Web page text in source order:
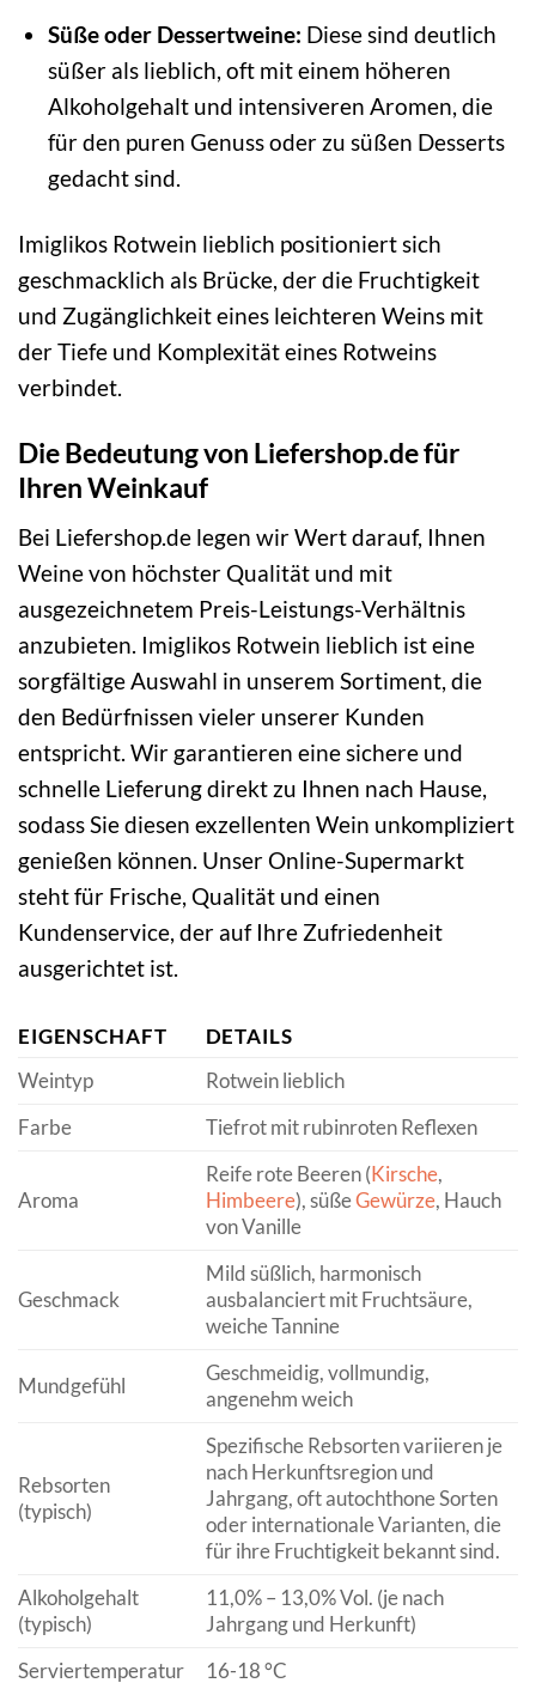
Süße oder Dessertweine: Diese sind deutlich
süßer als lieblich, oft mit einem höheren
Alkoholgehalt und intensiveren Aromen, die
für den puren Genuss oder zu süßen Desserts
gedacht sind.
Imiglikos Rotwein lieblich positioniert sich
geschmacklich als Brücke, der die Fruchtigkeit
und Zugänglichkeit eines leichteren Weins mit
der Tiefe und Komplexität eines Rotweins
verbindet.
Die Bedeutung von Liefershop.de für
Ihren Weinkauf
Bei Liefershop.de legen wir Wert darauf, Ihnen
Weine von höchster Qualität und mit
ausgezeichnetem Preis-Leistungs-Verhältnis
anzubieten. Imiglikos Rotwein lieblich ist eine
sorgfältige Auswahl in unserem Sortiment, die
den Bedürfnissen vieler unserer Kunden
entspricht. Wir garantieren eine sichere und
schnelle Lieferung direkt zu Ihnen nach Hause,
sodass Sie diesen exzellenten Wein unkompliziert
genießen können. Unser Online-Supermarkt
steht für Frische, Qualität und einen
Kundenservice, der auf Ihre Zufriedenheit
ausgerichtet ist.
EIGENSCHAFT
DETAILS
Weintyp
Rotwein lieblich
Farbe
Tiefrot mit rubinroten Reflexen
Aroma
Reife rote Beeren (Kirsche,
Himbeere), süßeGewürze, Hauch
von Vanille
Geschmack
Mild süßlich, harmonisch
ausbalanciert mit Fruchtsäure,
weiche Tannine
Mundgefühl
Geschmeidig, vollmundig,
angenehm weich
Rebsorten
(typisch)
Spezifische Rebsorten variieren je
nach Herkunftsregion und
Jahrgang, oft autochthone Sorten
oder internationale Varianten, die
für ihre Fruchtigkeit bekannt sind.
Alkoholgehalt
(typisch)
11,0% – 13,0% Vol. (je nach
Jahrgang und Herkunft)
Serviertemperatur
16-18 °C